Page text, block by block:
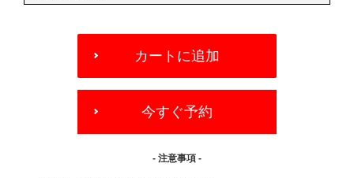
OPTIONS
カートに追加
今すぐ予約
- 注意事項 -